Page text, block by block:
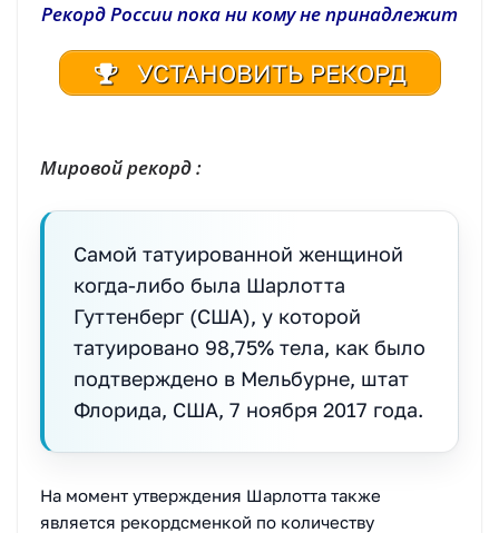
Рекорд России пока ни кому не принадлежит
УСТАНОВИТЬ РЕКОРД
Мировой рекорд :
Самой татуированной женщиной
когда-либо была Шарлотта
Гуттенберг (США), у которой
татуировано 98,75% тела, как было
подтверждено в Мельбурне, штат
Флорида, США, 7 ноября 2017 года.
На момент утверждения Шарлотта также
является рекордсменкой по количеству